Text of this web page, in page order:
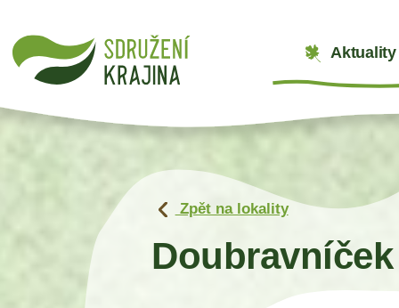
Aktuality
Zpět na lokality
Doubravníček